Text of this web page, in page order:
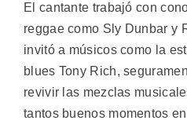
El cantante trabajó con
reggae como Sly Dunbar y
invitó a músicos como la
blues Tony Rich,
revivir las mezclas
tantos buenos momentos